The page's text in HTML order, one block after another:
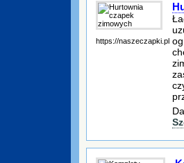
https://naszeczapki.pl